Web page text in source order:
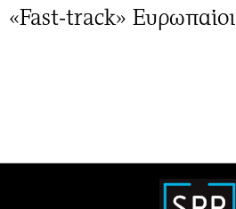
«Fast-track» Ευρωπαίοι